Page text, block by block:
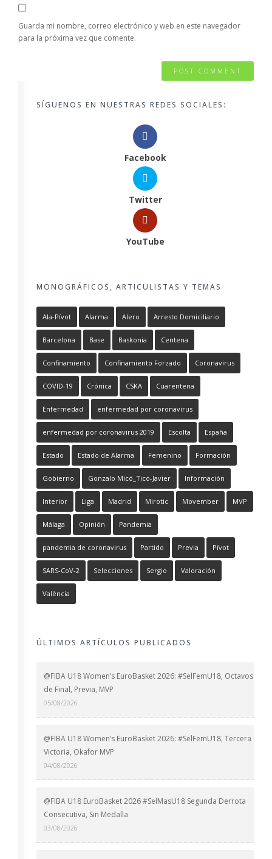
Guarda mi nombre, correo electrónico y web en este navegador
para la próxima vez que comente.
SÍGUENOS EN NUESTRAS REDES SOCIALES:
Facebook
Twitter
YouTube
MONOGRÁFICOS, ARTICULISTAS Y TEMAS
Ala-Pívot Alarma Alero Arresto Domiciliario
Barcelona Base Baskonia Centena
Confinamiento Confinamiento Forzado Coronavirus
COVID-19 Crónica CSKA Cuarentena
Enfermedad enfermedad por coronavirus
enfermedad por coronavirus 2019 Escolta España
Estado Estado de Alarma Femenino Formación
Gobierno Gonzalo Micó_Tico-Javier Información
Interior Liga Madrid Mirotic Movember MVP
Málaga Opinión Pandemia
pandemia de coronavirus Partido Previa Pívot
SARS-CoV-2 Selecciones Sergio Valoración
València
ÚLTIMOS ARTÍCULOS PUBLICADOS
@FIBA U18 Women’s EuroBasket 2026: #SelFemU18, Octavos
de Final, Previa, MVP
05/08/2026
@FIBA U18 Women’s EuroBasket 2026: #SelFemU18, Tercera
Victoria, Okafor MVP
04/08/2026
@FIBA U18 EuroBasket 2026 #SelMasU18 Segunda Derrota
Consecutiva, Sin Medalla
03/08/2026